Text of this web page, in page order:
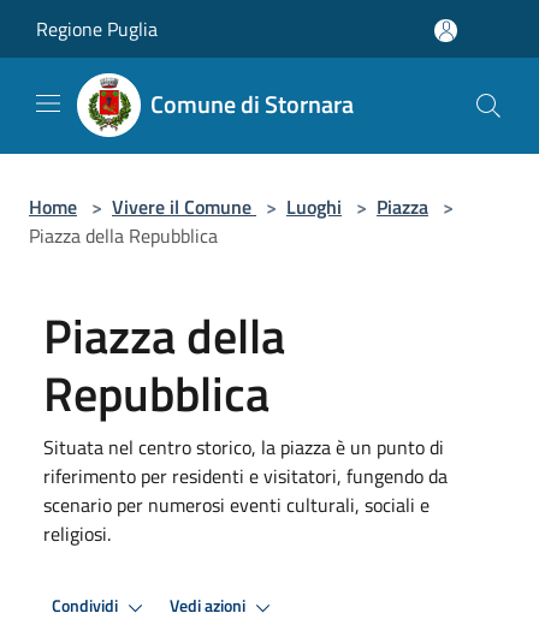
Regione Puglia
Comune di Stornara
Home > Vivere il Comune > Luoghi > Piazza >
Piazza della Repubblica
Piazza della
Repubblica
Situata nel centro storico, la piazza è un punto di
riferimento per residenti e visitatori, fungendo da
scenario per numerosi eventi culturali, sociali e
religiosi.
Condividi Vedi azioni